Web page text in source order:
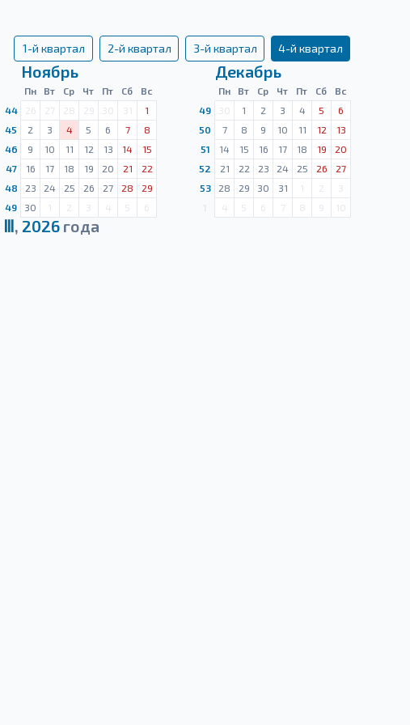
1-й квартал 2-й квартал 3-й квартал 4-й квартал
Ноябрь
Пн Вт Ср Чт Пт Сб
Вс
44
26 27 28 29 30 31
1
45
2 3 4 5 6 7
8
46
9 10 11 12 13 14
15
47
16 17 18 19 20 21
22
48
23 24 25 26 27 28
29
49
30 1 2 3 4 5 6
Декабрь
Пн Вт Ср Чт Пт Сб
Вс
49
30 1 2 3 4 5
6
50
7 8 9 10 11 12
13
51
14 15 16 17 18 19
20
52
21 22 23 24 25 26
27
53
28 29 30 31 1 2
3
4 5 6 7 8 9 10
Ⅲ, 2026года